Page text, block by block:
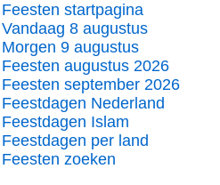
Feesten startpagina
Vandaag 8 augustus
Morgen 9 augustus
Feesten augustus 2026
Feesten september 2026
Feestdagen Nederland
Feestdagen Islam
Feestdagen per land
Feesten zoeken